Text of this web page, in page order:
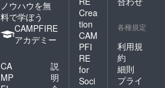
ノウハウを無
料で学ぼう
CAMPFIRE
アカデミー
CA
MP
説
明
Crea
tion
CAM
PFI
RE
for
Soci
各種規定
利用規
約
細則
プライ